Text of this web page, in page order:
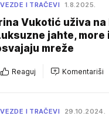
I TRAČEVI 1.8.2025.
Vukotić uživa na
jahte,
mreže
Reaguj Komentariši
I TRAČEVI 29.10.2024.